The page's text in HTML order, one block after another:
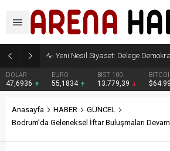
DOLAR
47,6936
EURO
55,1834
BIST 100
13.779,39
Anasayfa HABER
GÜNCEL
Bodrum’da Geleneksel İftar Buluşmaları